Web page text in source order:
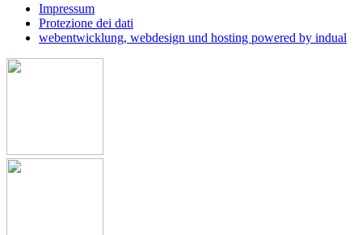
Impressum
Protezione dei dati
webentwicklung, webdesign und hosting powered by indual